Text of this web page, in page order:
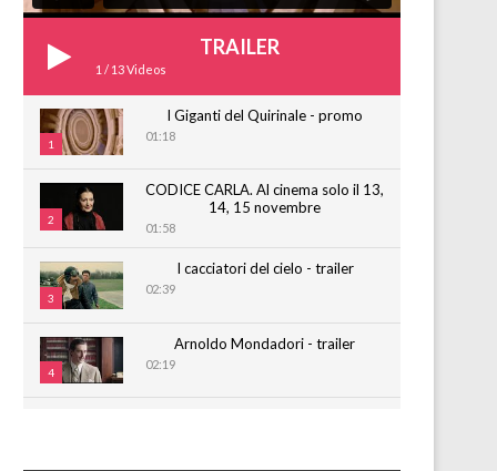
TRAILER
1 / 13Videos
1
I Giganti del Quirinale - promo
01:18
2
CODICE CARLA. Al cinema solo il 13,
14, 15 novembre
01:58
3
I cacciatori del cielo - trailer
02:39
4
Arnoldo Mondadori - trailer
02:19